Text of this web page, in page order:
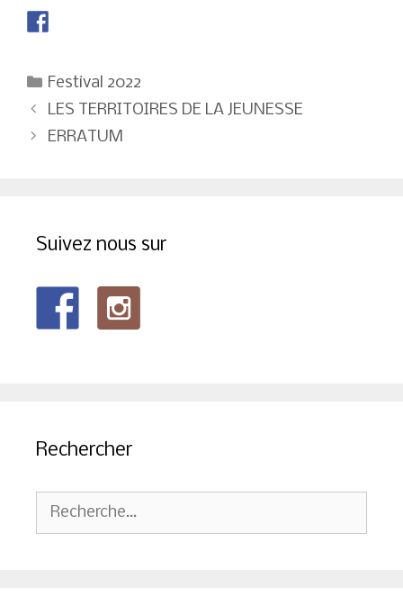
Catégories
Festival 2022
Navigation
des
LES TERRITOIRES DE LA JEUNESSE
ERRATUM
Suivez nous sur
Rechercher
Rechercher :